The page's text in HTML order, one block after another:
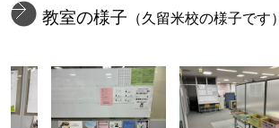
教室の様子 （久留米校の様子です）